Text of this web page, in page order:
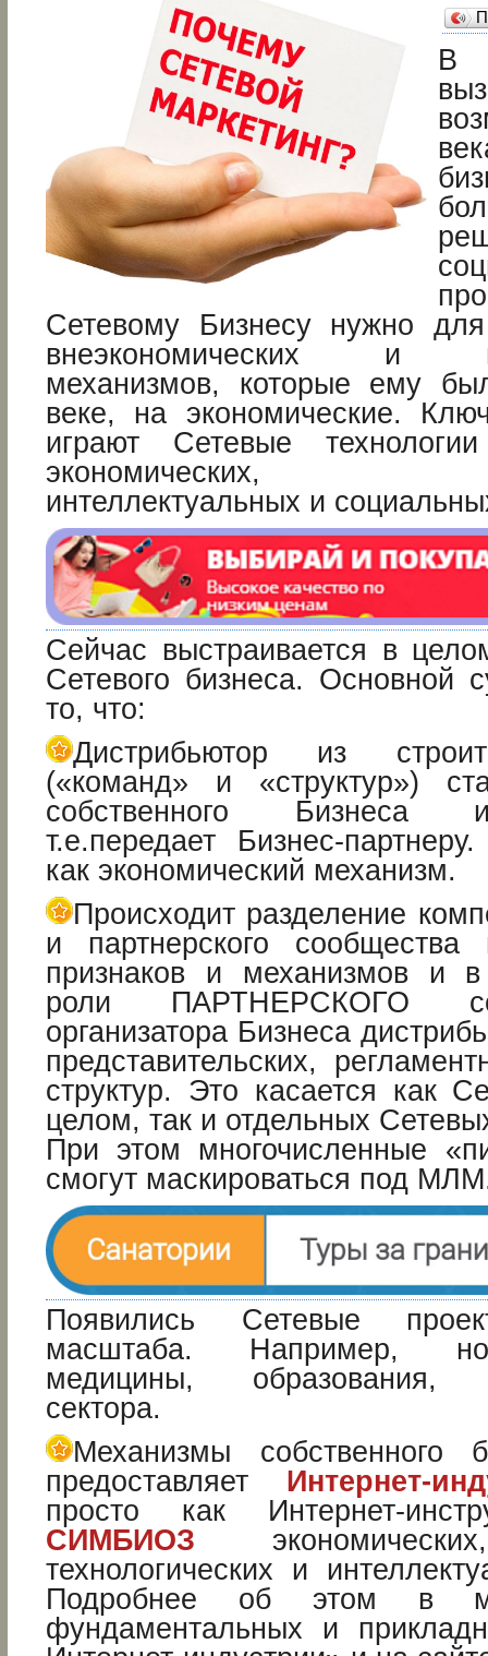
В
Сетевому Бизнесу нужно
внеэкономических и
механизмов, которые ему
веке, на экономические.
играют Сетевые
экономических,
интеллектуальных и
Сейчас выстраивается в
Сетевого бизнеса. Основной
то, что:
Дистрибьютор из
(«команд» и «структур»)
собственного Бизнеса
т.е.передает Бизнес-
как экономический механизм.
Происходит разделение
и партнерского
признаков и механизмов и
роли ПАРТНЕРСКОГО
организатора Бизнеса
представительских,
структур. Это касается как
целом, так и отдельных
При этом многочисленные
смогут маскироваться под
Появились Сетевые
масштабa. Например,
медицины, образования,
сектора.
Механизмы собственного
предоставляет Интернет-
просто как Интернет-
СИМБИОЗ
технологических и
Подробнее об этом в
фундаментальных и